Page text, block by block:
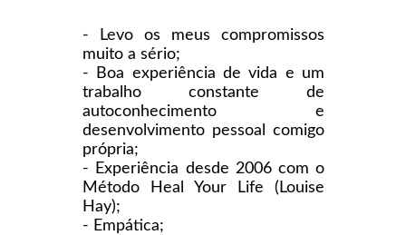
- Levo os meus compromissos
muito a sério;
- Boa experiência de vida e um
trabalho constante de
autoconhecimento e
desenvolvimento pessoal comigo
própria;
- Experiência desde 2006 com o
Método Heal Your Life (Louise
Hay);
- Empática;